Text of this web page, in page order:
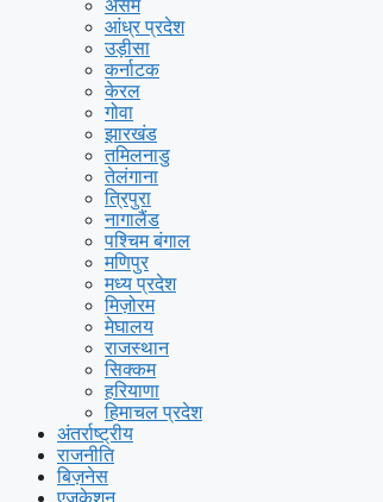
असम
आंध्र प्रदेश
उड़ीसा
कर्नाटक
केरल
गोवा
झारखंड
तमिलनाडु
तेलंगाना
त्रिपुरा
नागालैंड
पश्चिम बंगाल
मणिपुर
मध्य प्रदेश
मिज़ोरम
मेघालय
राजस्थान
सिक्कम
हरियाणा
हिमाचल प्रदेश
अंतर्राष्ट्रीय
राजनीति
बिज़नेस
एजुकेशन